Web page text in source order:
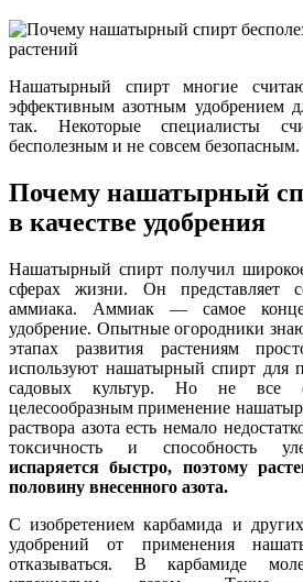
Нашатырный спирт многие
эффективным азотным удобрением
так. Некоторые специалисты
бесполезным и не совсем безопасным.
Почему нашатырный
в качестве удобрения
Нашатырный спирт получил
сферах жизни. Он представляет
аммиака. Аммиак — самое
удобрение. Опытные огородники
этапах развития растениям
используют нашатырный спирт для
садовых культур. Но не все
целесообразным применение
раствора азота есть немало
токсичность и способность
испаряется быстро, поэтому
половину внесенного азота.
С изобретением карбамида и
удобрений от применения
отказываться. В карбамиде